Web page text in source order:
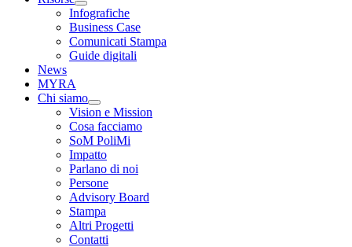
Infografiche
Business Case
Comunicati Stampa
Guide digitali
News
MYRA
Chi siamo
Vision e Mission
Cosa facciamo
SoM PoliMi
Impatto
Parlano di noi
Persone
Advisory Board
Stampa
Altri Progetti
Contatti